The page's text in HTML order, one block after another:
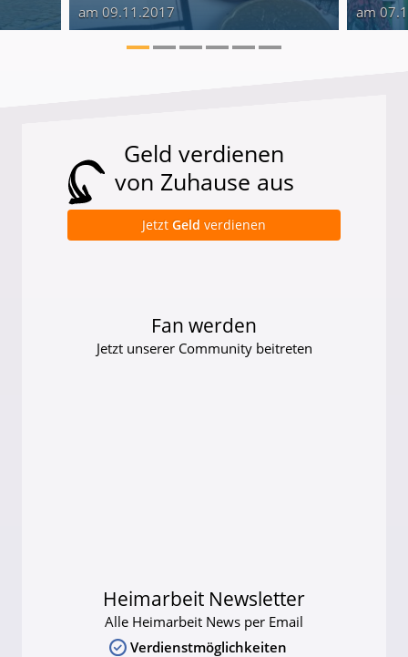
am 09.11.2017 am
Geld verdienen
von Zuhause aus
Jetzt Geld verdienen
Fan werden
Jetzt unserer Community beitreten
Heimarbeit Newsletter
Alle Heimarbeit News per Email
Verdienstmöglichkeiten